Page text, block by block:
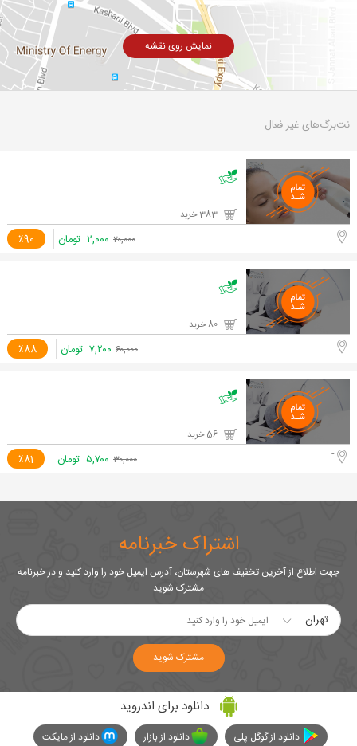
نمایش روی نقشه
نت‌برگ‌های غیر فعال
٪90 - ۲۰,۰۰۰ ۲,۰۰۰ تومان
٪88 - ۶۰,۰۰۰ ۷,۲۰۰ تومان
٪81 - ۳۰,۰۰۰ ۵,۷۰۰ تومان
اشتراک خبرنامه
جهت اطلاع از آخرین تخفیف های شهرستان، آدرس ایمیل خود را وارد کنید و در خبرنامه
مشترک شوید
تهران
مشترک شوید
دانلود برای اندروید
دانلود از گوگل پلی دانلود از بازار دانلود از مایکت